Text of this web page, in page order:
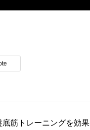
底筋トレーニングを効果